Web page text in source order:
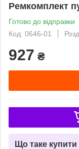
Ремкомплект
Готово до відправки
Код: 0646-01
927 ₴
Що таке